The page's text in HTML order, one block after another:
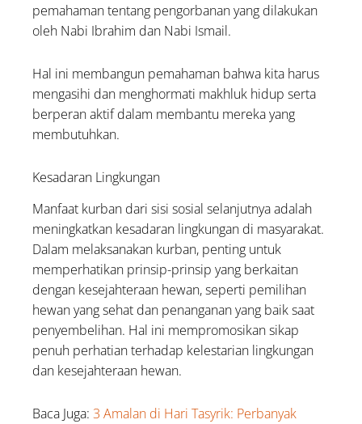
pemahaman tentang pengorbanan yang dilakukan
oleh Nabi Ibrahim dan Nabi Ismail.
Hal ini membangun pemahaman bahwa kita harus
mengasihi dan menghormati makhluk hidup serta
berperan aktif dalam membantu mereka yang
membutuhkan.
Kesadaran Lingkungan
Manfaat kurban dari sisi sosial selanjutnya adalah
meningkatkan kesadaran lingkungan di masyarakat.
Dalam melaksanakan kurban, penting untuk
memperhatikan prinsip-prinsip yang berkaitan
dengan kesejahteraan hewan, seperti pemilihan
hewan yang sehat dan penanganan yang baik saat
penyembelihan. Hal ini mempromosikan sikap
penuh perhatian terhadap kelestarian lingkungan
dan kesejahteraan hewan.
Baca Juga:3 Amalan di Hari Tasyrik: Perbanyak